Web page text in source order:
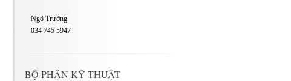
Ngô Trường
034 745 5947
BỘ PHẬN KỸ THUẬT